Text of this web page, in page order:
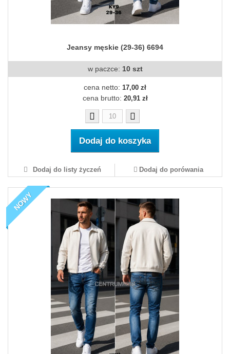
Jeansy męskie (29-36) 6694
w paczce: 10 szt
cena netto: 17,00 zł
cena brutto: 20,91 zł
Dodaj do koszyka
Dodaj do listy życzeń Dodaj do porówania
NOWY